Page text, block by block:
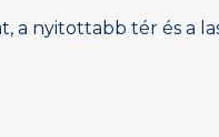
nyitottabb tér és a